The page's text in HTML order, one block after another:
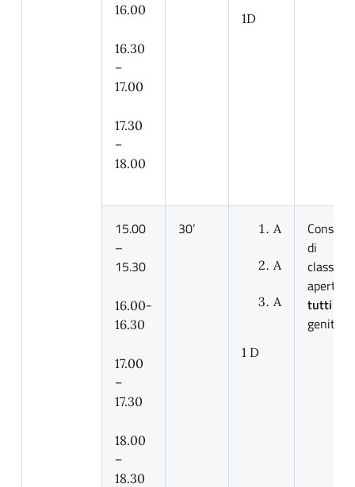
16.00
16.30
–
17.00
17.30
–
18.00
1D
15.00
–
15.30
16.00-
16.30
17.00
–
17.30
18.00
–
18.30
30’ A
A
A
1 D
Consigli
di
classe
aperti a
tutti
genitori.